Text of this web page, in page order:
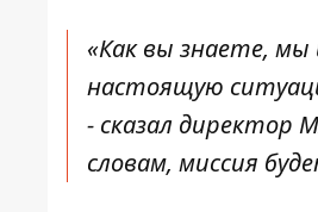
«Как вы знаете,
настоящую
- сказал директор
словам, миссия